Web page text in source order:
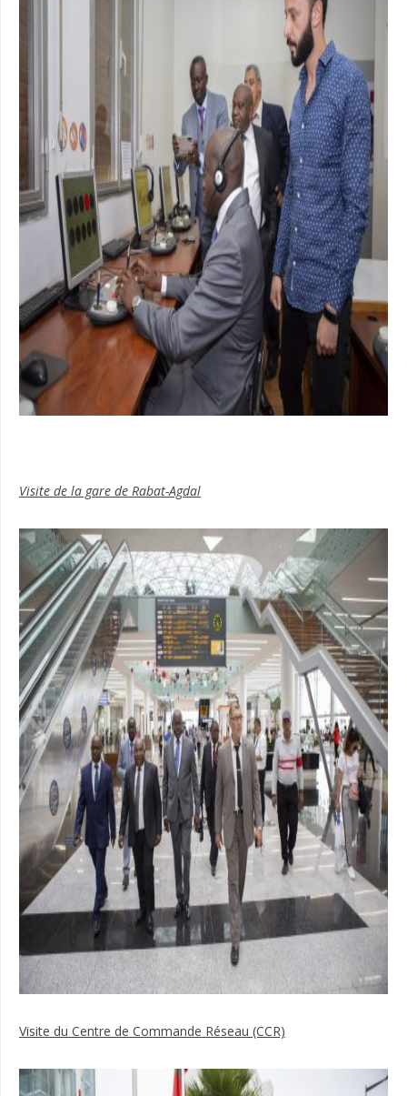
Visite de la gare de Rabat-Agdal
Visite du Centre de Commande Réseau (CCR)